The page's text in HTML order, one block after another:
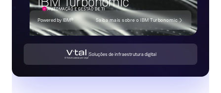
PLATAFORMA DE BI E ANÁLISE DE DADOS
IBM Cloud
Powered by IBM® Saiba mais sobre o IBM Cloud